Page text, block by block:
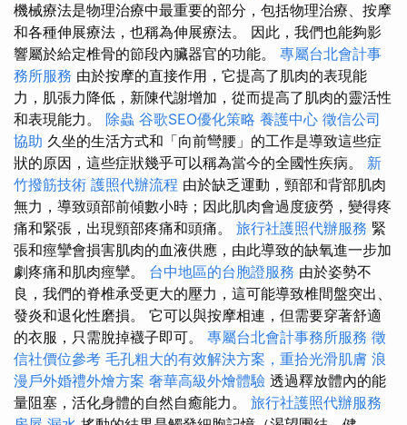
機械療法是物理治療中最重要的部分，包括物理治療、按摩
和各種伸展療法，也稱為伸展療法。 因此，我們也能夠影
響屬於給定椎骨的節段內臟器官的功能。 專屬台北會計事
務所服務 由於按摩的直接作用，它提高了肌肉的表現能
力，肌張力降低，新陳代謝增加，從而提高了肌肉的靈活性
和表現能力。 除蟲 谷歌SEO優化策略 養護中心 徵信公司
協助 久坐的生活方式和「向前彎腰」的工作是導致這些症
狀的原因，這些症狀幾乎可以稱為當今的全國性疾病。 新
竹撥筋技術 護照代辦流程 由於缺乏運動，頸部和背部肌肉
無力，導致頭部前傾數小時；因此肌肉會過度疲勞，變得疼
痛和緊張，出現頸部疼痛和頭痛。 旅行社護照代辦服務 緊
張和痙攣會損害肌肉的血液供應，由此導致的缺氧進一步加
劇疼痛和肌肉痙攣。 台中地區的台胞證服務 由於姿勢不
良，我們的脊椎承受更大的壓力，這可能導致椎間盤突出、
發炎和退化性磨損。 它可以與按摩相連，但需要穿著舒適
的衣服，只需脫掉襪子即可。 專屬台北會計事務所服務 徵
信社價位參考 毛孔粗大的有效解決方案，重拾光滑肌膚 浪
漫戶外婚禮外燴方案 奢華高級外燴體驗 透過釋放體內的能
量阻塞，活化身體的自然自癒能力。 旅行社護照代辦服務